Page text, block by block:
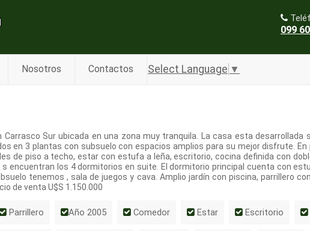
099
Nosotros Contactos Select Language ▼
Sur ubicada en una zona muy tranquila. La casa esta desarrollada
en 3 plantas con subsuelo con espacios amplios para su mejor disfrute.
de piso a techo, estar con estufa a leña, escritorio, cocina definida con
encuentran los 4 dormitorios en suite. El dormitorio principal cuenta con
tenemos , sala de juegos y cava. Amplio jardín con piscina, parrillero
de venta U$S 1.150.000
Parrillero Año 2005 Comedor Estar Escritorio